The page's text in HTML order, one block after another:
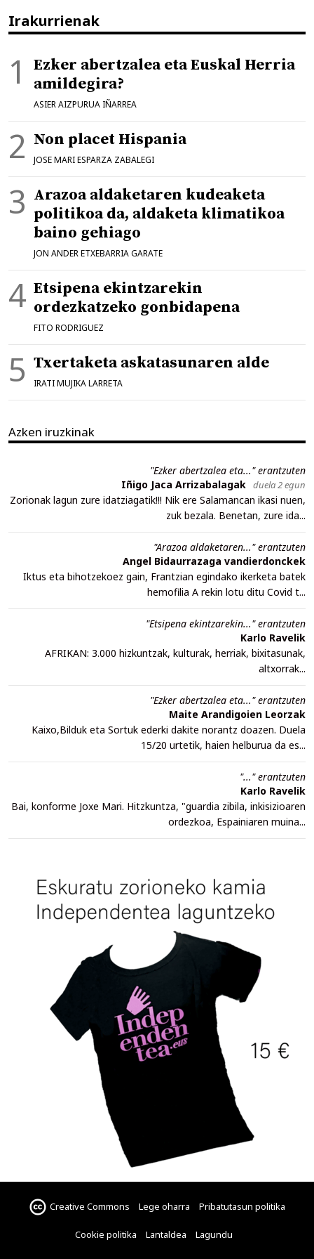
Irakurrienak
Ezker abertzalea eta Euskal Herria
amildegira?
ASIER AIZPURUA IÑARREA
Non placet Hispania
JOSE MARI ESPARZA ZABALEGI
Arazoa aldaketaren kudeaketa
politikoa da, aldaketa klimatikoa
baino gehiago
JON ANDER ETXEBARRIA GARATE
Etsipena ekintzarekin
ordezkatzeko gonbidapena
FITO RODRIGUEZ
Txertaketa askatasunaren alde
IRATI MUJIKA LARRETA
Azken iruzkinak
"Ezker abertzalea eta..." erantzuten
Iñigo Jaca Arrizabalagak duela 2 egun
Zorionak lagun zure idatziagatik!!! Nik ere Salamancan ikasi nuen,
zuk bezala. Benetan, zure ida...
"Arazoa aldaketaren..." erantzuten
Angel Bidaurrazaga vandierdonckek
Iktus eta bihotzekoez gain, Frantzian egindako ikerketa batek
hemofilia A rekin lotu ditu Covid t...
"Etsipena ekintzarekin..." erantzuten
Karlo Ravelik
AFRIKAN: 3.000 hizkuntzak, kulturak, herriak, bixitasunak,
altxorrak...
"Ezker abertzalea eta..." erantzuten
Maite Arandigoien Leorzak
Kaixo,Bilduk eta Sortuk ederki dakite norantz doazen. Duela
15/20 urtetik, haien helburua da es...
"..." erantzuten
Karlo Ravelik
Bai, konforme Joxe Mari. Hitzkuntza, "guardia zibila, inkisizioaren
ordezkoa, Espainiaren muina...
Creative Commons Lege oharra Pribatutasun politika
Cookie politika Lantaldea Lagundu